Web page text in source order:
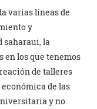
varias líneas de
y
saharaui, la
en los que tenemos
de talleres
de las
y no